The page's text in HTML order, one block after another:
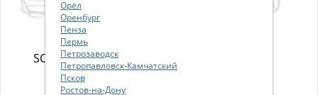
SCENIC II (JM0/1_)
Орёл
Оренбург
Пенза
Пермь
Петрозаводск
Петропавловск-Камчатский
Псков
Ростов-на-Дону